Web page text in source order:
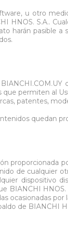
u otro
HNOS. S.A..
harán pasible
permiten al
patentes,
quedan
proporcionada
de cualquier
dispositivo
BIANCHI
ocasionadas
de BIANCHI